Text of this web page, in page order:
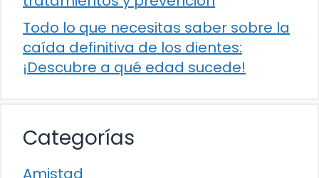
Todo lo que necesitas saber sobre la
caída definitiva de los dientes:
¡Descubre a qué edad sucede!
Categorías
Amistad